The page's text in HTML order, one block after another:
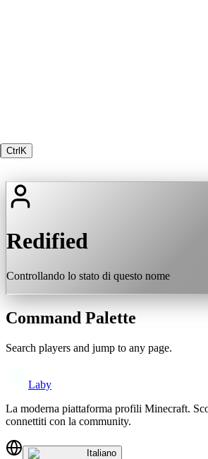
Ctrl K
Redified
Controllando lo stato di questo nome
Command Palette
Search players and jump to any page.
Laby
La moderna piattaforma profili Minecraft.
connettiti con la community.
Italiano